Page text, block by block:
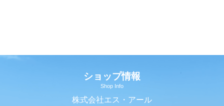
ショップ情報
Shop Info
株式会社エス・アール